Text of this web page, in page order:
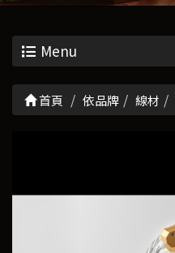
Menu
首頁 依品牌 線材